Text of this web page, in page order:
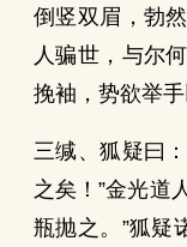
倒竖双眉，勃
人骗世，与尔
挽袖，势欲举手
三缄、狐疑曰
之矣！”金光道
瓶抛之。”狐疑